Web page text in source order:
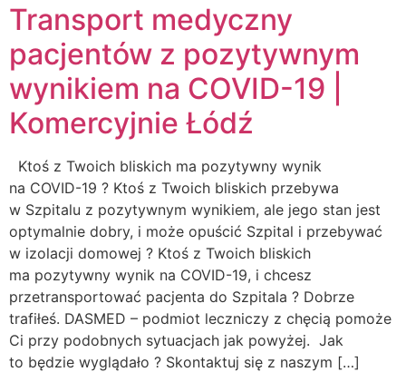
Transport medyczny
pacjentów z pozytywnym
wynikiem na COVID-19 |
Komercyjnie Łódź
Ktoś z Twoich bliskich ma pozytywny wynik
na COVID-19 ? Ktoś z Twoich bliskich przebywa
w Szpitalu z pozytywnym wynikiem, ale jego stan jest
optymalnie dobry, i może opuścić Szpital i przebywać
w izolacji domowej ? Ktoś z Twoich bliskich
ma pozytywny wynik na COVID-19, i chcesz
przetransportować pacjenta do Szpitala ? Dobrze
trafiłeś. DASMED – podmiot leczniczy z chęcią pomoże
Ci przy podobnych sytuacjach jak powyżej. Jak
to będzie wyglądało ? Skontaktuj się z naszym […]